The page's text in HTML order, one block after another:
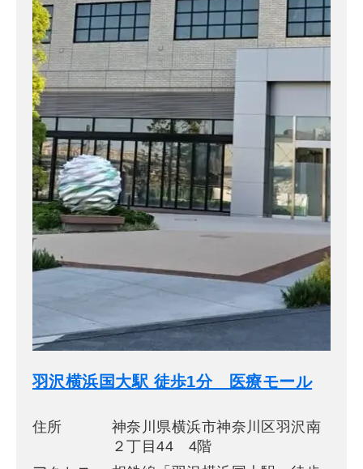
羽沢横浜国大駅 徒歩1分 医療モール
住所
神奈川県横浜市神奈川区羽沢南
２丁目44 4階